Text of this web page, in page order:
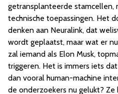
getransplanteerde stamcellen,
technische toepassingen. Het
denken aan Neuralink, dat
wordt geplaatst, maar wat er
zal iemand als Elon Musk,
triggeren. Het is immers iets
dan vooral human-machine
de onderzoekers nu gelukt?